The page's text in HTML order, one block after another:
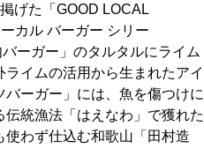
げた「GOOD LOCAL
カル バーガー シリー
ーガー」のタルタルにライム
イムの活用から生まれたアイ
ーガー」には、魚を傷つけに
伝統漁法「はえなわ」で獲れた
わず仕込む和歌山「田村造